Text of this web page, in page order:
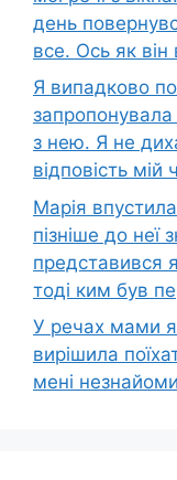
день
все. Ось як він
Я випадково
з нею. Я не
відповість мій
Марія
пізніше до неї
представився
тоді ким був
У речах мами я
вирішила
мені